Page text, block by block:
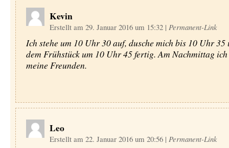
Kevin
Erstellt am 29. Januar 2016 um 15:32 | Permanent-Link
Ich stehe um 10 Uhr 30 auf, dusche mich bis 10 Uhr
dem Frühstück um 10 Uhr 45 fertig. Am Nachmittag ich
meine Freunden.
Leo
Erstellt am 22. Januar 2016 um 20:56 | Permanent-Link